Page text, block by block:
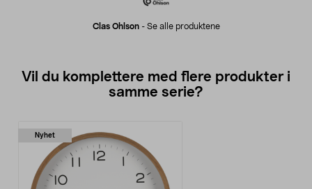
Clas Ohlson- Se alle produktene
Vil du komplettere med flere produkter i
samme serie?
Nyhet